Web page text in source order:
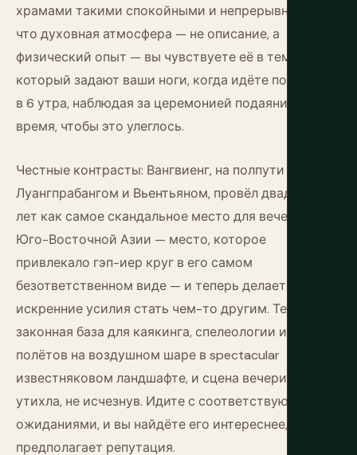
храмами такими спокойными и непрерывными,
что духовная атмосфера — не описание, а
физический опыт — вы чувствуете её в темпе,
который задают ваши ноги, когда идёте по улицам
в 6 утра, наблюдая за церемонией подаяний. Дайте
время, чтобы это улеглось.
Честные контрасты: Вангвиенг, на полпути между
Луангпрабангом и Вьентьяном, провёл двадцать
лет как самое скандальное место для вечеринок в
Юго-Восточной Азии — место, которое
привлекало гэп-иер круг в его самом
безответственном виде — и теперь делает
искренние усилия стать чем-то другим. Теперь это
законная база для каякинга, спелеологии и
полётов на воздушном шаре в spectacular
известняковом ландшафте, и сцена вечеринок
утихла, не исчезнув. Идите с соответствующими
ожиданиями, и вы найдёте его интереснее, чем
предполагает репутация.